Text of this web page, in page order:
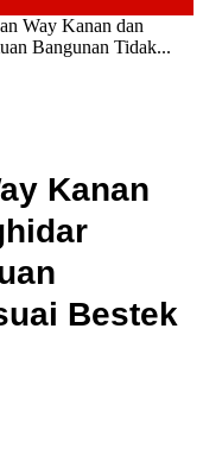
Way Kanan dan
Bangunan Tidak...
Kanan
Bestek